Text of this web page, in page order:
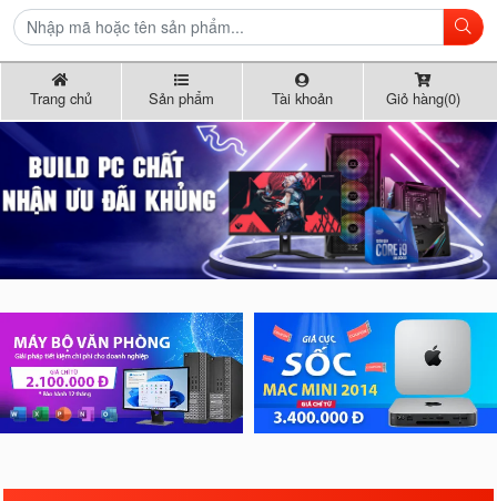
Trang chủ Sản phẩm Tài khoản Giỏ hàng(0)